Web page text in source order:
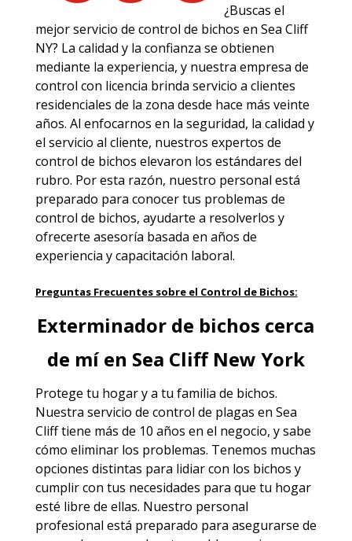
¿Buscas el
mejor servicio de control de bichos en Sea Cliff
NY? La calidad y la confianza se obtienen
mediante la experiencia, y nuestra empresa de
control con licencia brinda servicio a clientes
residenciales de la zona desde hace más veinte
años. Al enfocarnos en la seguridad, la calidad y
el servicio al cliente, nuestros expertos de
control de bichos elevaron los estándares del
rubro. Por esta razón, nuestro personal está
preparado para conocer tus problemas de
control de bichos, ayudarte a resolverlos y
ofrecerte asesoría basada en años de
experiencia y capacitación laboral.
Preguntas Frecuentes sobre el Control de Bichos:
Exterminador de bichos cerca
de mí en Sea Cliff New York
Protege tu hogar y a tu familia de bichos.
Nuestra servicio de control de plagas en Sea
Clifftiene más de 10 años en el negocio, y sabe
cómo eliminar los problemas. Tenemos muchas
opciones distintas para lidiar con los bichos y
cumplir con tus necesidades para que tu hogar
esté libre de ellas. Nuestro personal
profesional está preparado para asegurarse de